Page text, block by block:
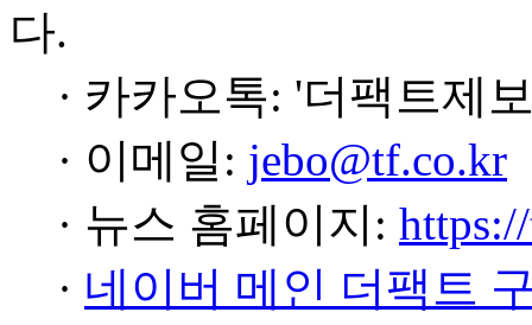
다.
· 카카오톡: '더팩트제
· 이메일: jebo@tf.co.kr
· 뉴스 홈페이지:
· 네이버 메인 더팩트